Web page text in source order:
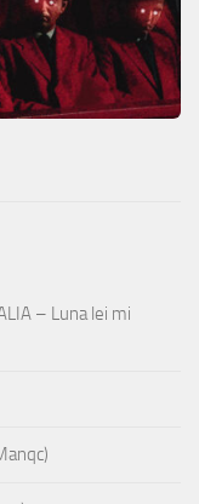
– Luna lei mi